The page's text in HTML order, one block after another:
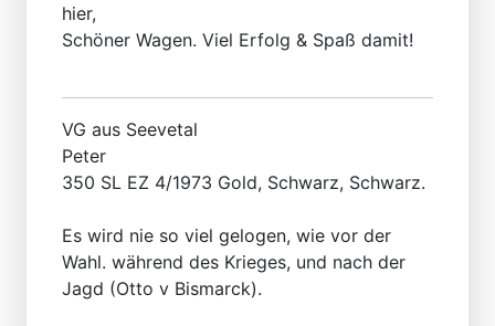
hier,
Schöner Wagen. Viel Erfolg & Spaß damit!
VG aus Seevetal
Peter
350 SL EZ 4/1973 Gold, Schwarz, Schwarz.
Es wird nie so viel gelogen, wie vor der
Wahl. während des Krieges, und nach der
Jagd (Otto v Bismarck).